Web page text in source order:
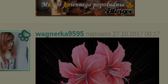
braku twojej zgody na akceptację cookies niestety
serwisu chomikuj.pl.
plików cookiesprzezZaufanych Partnerów
reklam do Twoich potrzeb, analiza skuteczności działań
spowoduje, że wyświetlana Ci reklama nie
do Twoich preferencji, a będzie to reklama
wagnerka9595 napisano 27.10.2017 00:17